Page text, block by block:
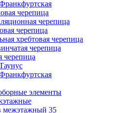
черепица
черепица
черепица
хребтовая черепица
черепица
черепица
элементы
межэтажный 35